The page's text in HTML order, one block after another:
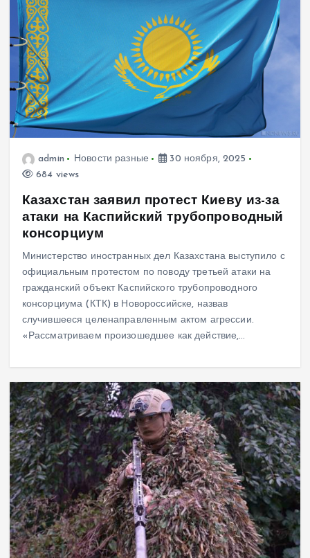
admin Новости разные
30 ноября, 2025
684 views
Казахстан заявил протест Киеву из-за
атаки на Каспийский трубопроводный
консорциум
Министерство иностранных дел Казахстана выступило с
официальным протестом по поводу третьей атаки на
гражданский объект Каспийского трубопроводного
консорциума (КТК) в Новороссийске, назвав
случившееся целенаправленным актом агрессии.
«Рассматриваем произошедшее как действие,…